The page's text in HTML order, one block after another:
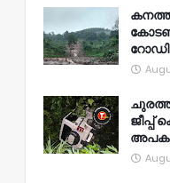
കനത്ത
ജീപ്പ്